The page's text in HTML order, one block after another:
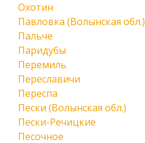
Охотин
Павловка (Волынская обл.)
Пальче
Паридубы
Перемиль
Переславичи
Переспа
Пески (Волынская обл.)
Пески-Речицкие
Песочное